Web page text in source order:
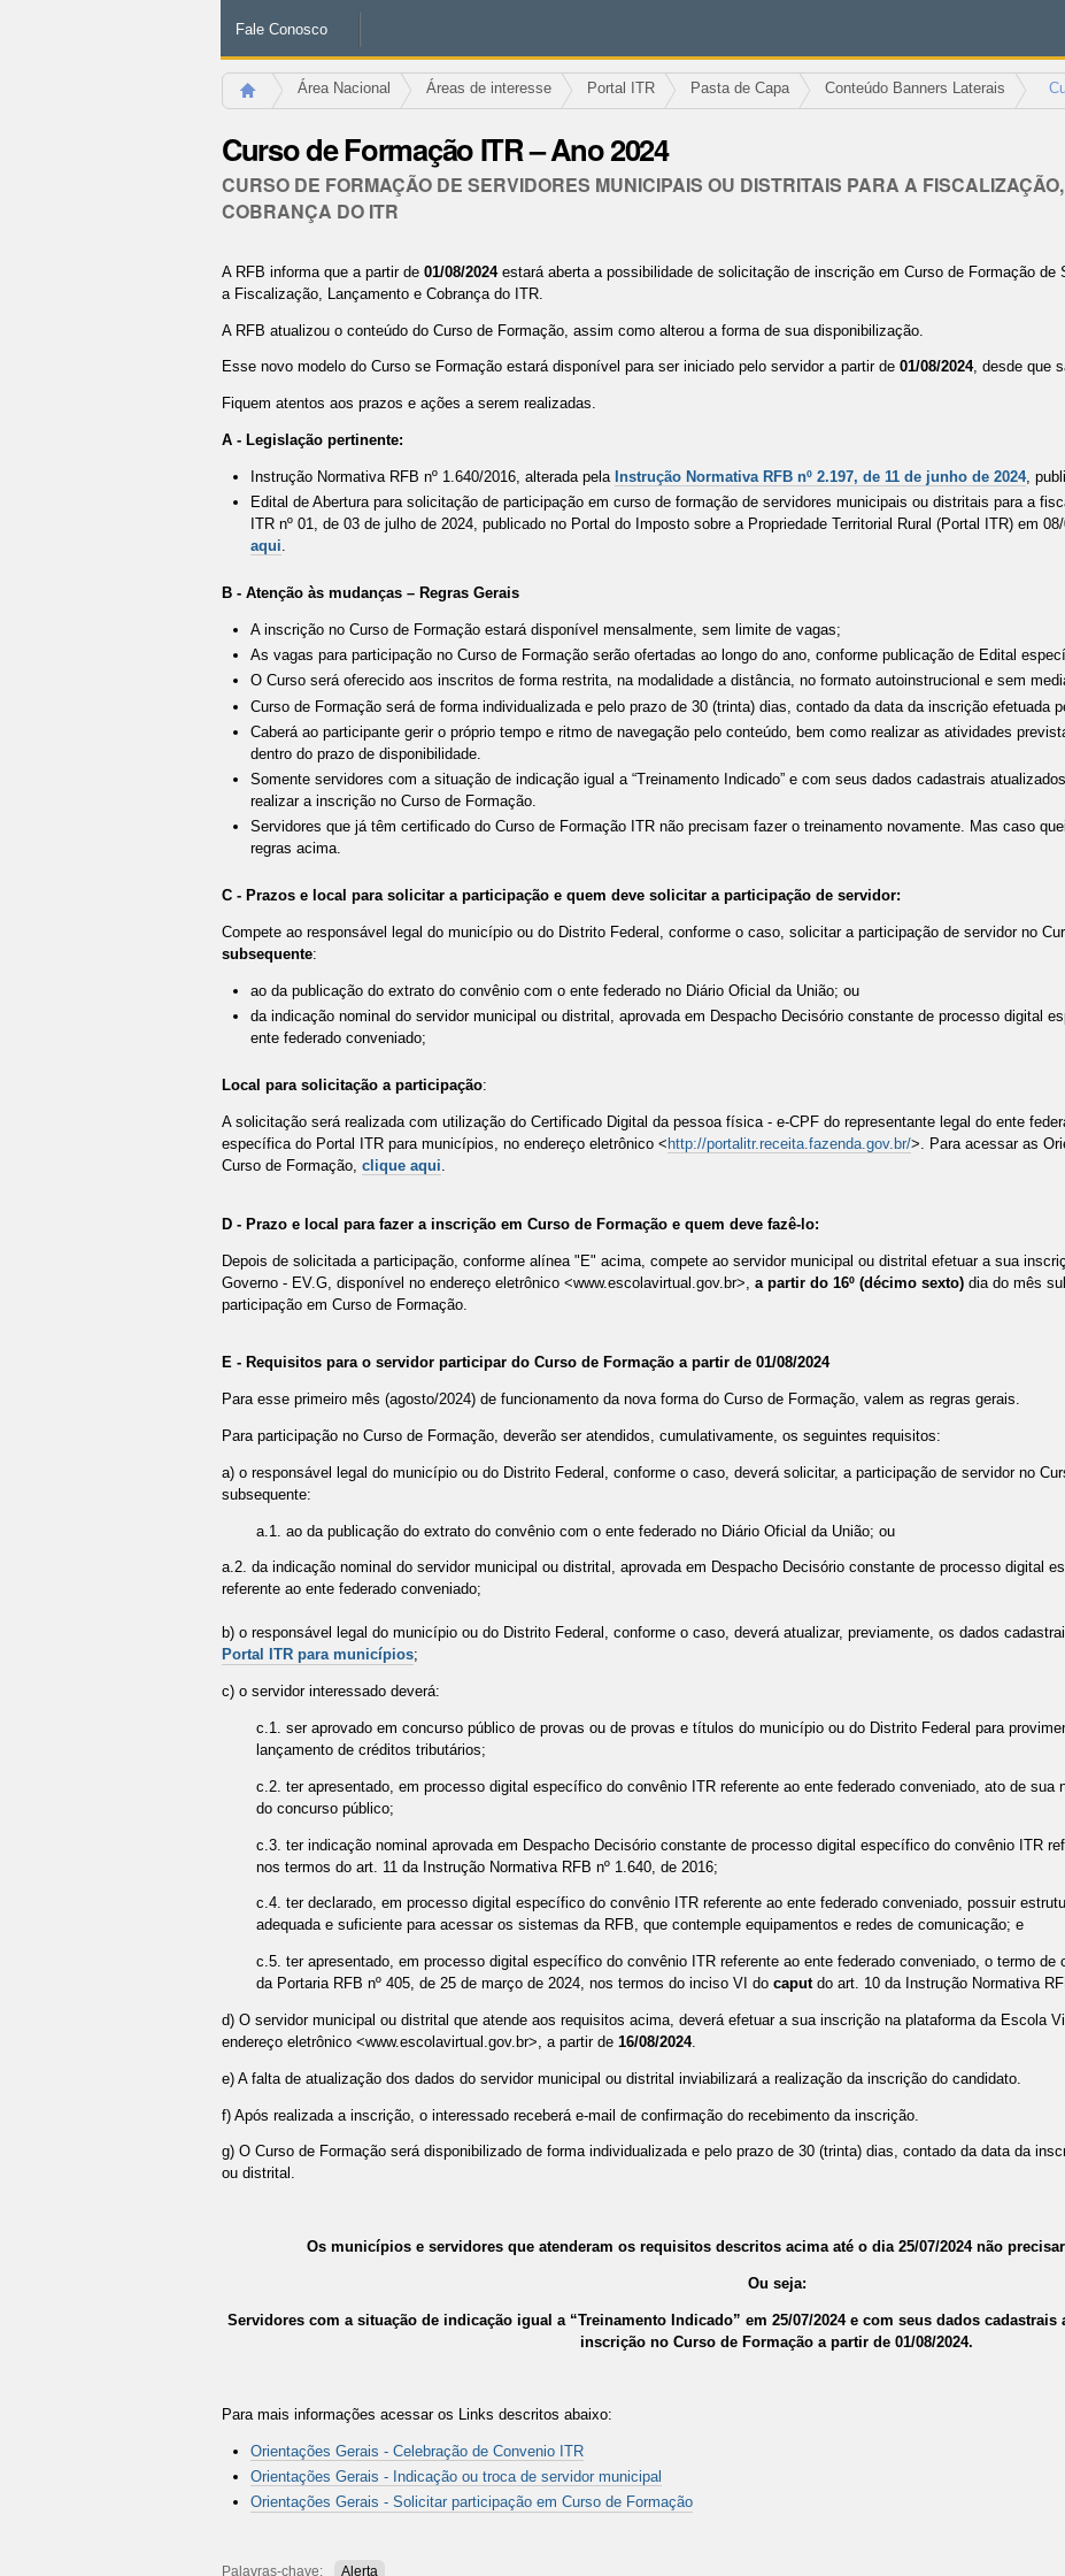
Fale Conosco
Área Nacional Áreas de interesse Portal ITR Pasta de Capa Conteúdo Banners Laterais
Curso de Formação ITR – Ano 2024
CURSO DE FORMAÇÃO DE SERVIDORES MUNICIPAIS OU DISTRITAIS PARA A
COBRANÇA DO ITR
A RFB informa que a partir de 01/08/2024 estará aberta a possibilidade de solicitação de inscrição em Curso de Formação
a Fiscalização, Lançamento e Cobrança do ITR.
A RFB atualizou o conteúdo do Curso de Formação, assim como alterou a forma de sua disponibilização.
Esse novo modelo do Curso se Formação estará disponível para ser iniciado pelo servidor a partir de 01/08/2024, desde que
Fiquem atentos aos prazos e ações a serem realizadas.
A - Legislação pertinente:
Instrução Normativa RFB nº 1.640/2016, alterada pela Instrução Normativa RFB nº 2.197, de 11 de junho de 2024,
Edital de Abertura para solicitação de participação em curso de formação de servidores municipais ou distritais para a
ITR nº 01, de 03 de julho de 2024, publicado no Portal do Imposto sobre a Propriedade Territorial Rural (Portal ITR) em
aqui
B - Atenção às mudanças – Regras Gerais
A inscrição no Curso de Formação estará disponível mensalmente, sem limite de vagas;
As vagas para participação no Curso de Formação serão ofertadas ao longo do ano, conforme publicação de Edital
O Curso será oferecido aos inscritos de forma restrita, na modalidade a distância, no formato autoinstrucional e sem
Curso de Formação será de forma individualizada e pelo prazo de 30 (trinta) dias, contado da data da inscrição efetuada
Caberá ao participante gerir o próprio tempo e ritmo de navegação pelo conteúdo, bem como realizar as atividades
dentro do prazo de disponibilidade.
Somente servidores com a situação de indicação igual a “Treinamento Indicado” e com seus dados cadastrais
realizar a inscrição no Curso de Formação.
Servidores que já têm certificado do Curso de Formação ITR não precisam fazer o treinamento novamente. Mas caso
regras acima.
C - Prazos e local para solicitar a participação e quem deve solicitar a participação de servidor:
Compete ao responsável legal do município ou do Distrito Federal, conforme o caso, solicitar a participação de servidor no
subsequente:
ao da publicação do extrato do convênio com o ente federado no Diário Oficial da União; ou
da indicação nominal do servidor municipal ou distrital, aprovada em Despacho Decisório constante de processo digital
ente federado conveniado;
Local para solicitação a participação:
A solicitação será realizada com utilização do Certificado Digital da pessoa física - e-CPF do representante legal do ente
específica do Portal ITR para municípios, no endereço eletrônico < http://portalitr.receita.fazenda.gov.br/>. Para acessar as
Curso de Formação, clique aqui.
D - Prazo e local para fazer a inscrição em Curso de Formação e quem deve fazê-lo:
Depois de solicitada a participação, conforme alínea "E" acima, compete ao servidor municipal ou distrital efetuar a sua
Governo - EV.G, disponível no endereço eletrônico <www.escolavirtual.gov.br>, a partir do 16º (décimo sexto)dia do mês
participação em Curso de Formação.
E - Requisitos para o servidor participar do Curso de Formação a partir de 01/08/2024
Para esse primeiro mês (agosto/2024) de funcionamento da nova forma do Curso de Formação, valem as regras gerais.
Para participação no Curso de Formação, deverão ser atendidos, cumulativamente, os seguintes requisitos:
a) o responsável legal do município ou do Distrito Federal, conforme o caso, deverá solicitar, a participação de servidor no
subsequente:
a.1. ao da publicação do extrato do convênio com o ente federado no Diário Oficial da União; ou
a.2. da indicação nominal do servidor municipal ou distrital, aprovada em Despacho Decisório constante de processo
referente ao ente federado conveniado;
b) o responsável legal do município ou do Distrito Federal, conforme o caso, deverá atualizar, previamente, os dados
Portal ITR para municípios;
c) o servidor interessado deverá:
c.1. ser aprovado em concurso público de provas ou de provas e títulos do município ou do Distrito Federal para
lançamento de créditos tributários;
c.2. ter apresentado, em processo digital específico do convênio ITR referente ao ente federado conveniado, ato de sua
do concurso público;
c.3. ter indicação nominal aprovada em Despacho Decisório constante de processo digital específico do convênio ITR
nos termos do art. 11 da Instrução Normativa RFB nº 1.640, de 2016;
c.4. ter declarado, em processo digital específico do convênio ITR referente ao ente federado conveniado, possuir
adequada e suficiente para acessar os sistemas da RFB, que contemple equipamentos e redes de comunicação; e
c.5. ter apresentado, em processo digital específico do convênio ITR referente ao ente federado conveniado, o termo de
da Portaria RFB nº 405, de 25 de março de 2024, nos termos do inciso VI do caputdo art. 10 da Instrução Normativa
d) O servidor municipal ou distrital que atende aos requisitos acima, deverá efetuar a sua inscrição na plataforma da Escola
endereço eletrônico <www.escolavirtual.gov.br>, a partir de 16/08/2024.
e) A falta de atualização dos dados do servidor municipal ou distrital inviabilizará a realização da inscrição do candidato.
f) Após realizada a inscrição, o interessado receberá e-mail de confirmação do recebimento da inscrição.
g) O Curso de Formação será disponibilizado de forma individualizada e pelo prazo de 30 (trinta) dias, contado da data da
ou distrital.
Os municípios e servidores que atenderam os requisitos descritos acima até o dia 25/07/2024 não
Ou seja:
Servidores com a situação de indicação igual a “Treinamento Indicado” em 25/07/2024 e com seus dados
inscrição no Curso de Formação a partir de 01/08/2024.
Para mais informações acessar os Links descritos abaixo:
Orientações Gerais - Celebração de Convenio ITR
Orientações Gerais - Indicação ou troca de servidor municipal
Orientações Gerais - Solicitar participação em Curso de Formação
documento
Palavras-chave: Alerta